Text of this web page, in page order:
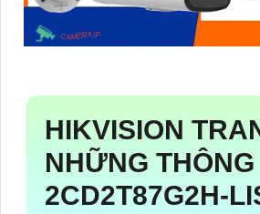
HIKVISION
NHỮNG THÔNG
2CD2T87G2H-